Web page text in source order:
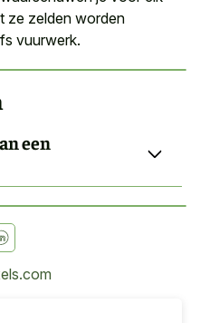
ze zelden worden
vuurwerk.
een